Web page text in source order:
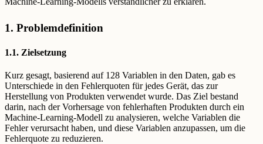
1. Problemdefinition
1.1. Zielsetzung
Kurz gesagt, basierend auf 128 Variablen in den Daten, gab es
Unterschiede in den Fehlerquoten für jedes Gerät, das zur
Herstellung von Produkten verwendet wurde. Das Ziel bestand
darin, nach der Vorhersage von fehlerhaften Produkten durch ein
Machine-Learning-Modell zu analysieren, welche Variablen die
Fehler verursacht haben, und diese Variablen anzupassen, um die
Fehlerquote zu reduzieren.